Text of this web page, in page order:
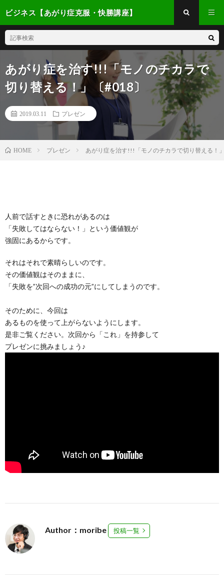
ビジネス【あがり症克服・快勝講座】
あがり症を治す!!!「モノのチカラで
切り替える！」〔#018〕
2019.03.11 プレゼン
HOME プレゼン あがり症を治す!!!「モノのチカラで切り替える！
人前で話すときに恐れがあるのは
「失敗してはならない！」という価値観が
強固にあるからです。
それはそれで素晴らしいのです。
その価値観はそのままに、
「失敗を”次回への成功の元”にしてしまうのです。
そのために、今回は
あるものを使って上がらないようにします。
是非ご覧ください。次回から「これ」を持参して
プレゼンに挑みましょう♪
Author：moribe 投稿一覧